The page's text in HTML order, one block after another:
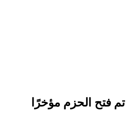
تم فتح الحزم مؤخرًا